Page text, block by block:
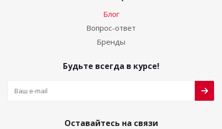
Блог
Вопрос-ответ
Бренды
Будьте всегда в курсе!
Оставайтесь на связи